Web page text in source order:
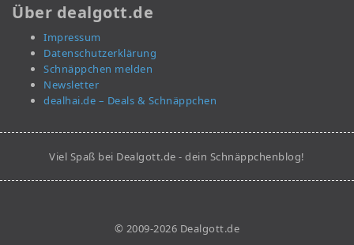
Über dealgott.de
Impressum
Datenschutzerklärung
Schnäppchen melden
Newsletter
dealhai.de – Deals & Schnäppchen
Viel Spaß bei Dealgott.de - dein Schnäppchenblog!
© 2009-2026 Dealgott.de